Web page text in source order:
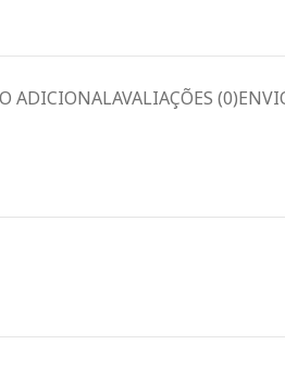
ADICIONALAVALIAÇÕES (0)